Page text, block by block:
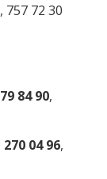
757 72 30
84 90,
270 04 96,